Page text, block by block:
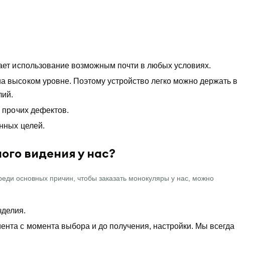
использование возможным почти в любых условиях.
высоком уровне. Поэтому устройство легко можно держать в
прочих дефектов.
целей.
видения у нас?
основных причин, чтобы заказать монокуляры у нас, можно
с момента выбора и до получения, настройки. Мы всегда